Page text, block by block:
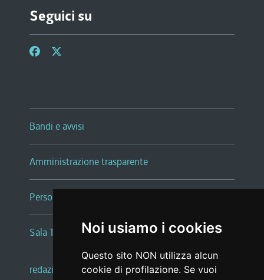
Noi usiamo i cookies
Questo sito NON utilizza alcun
cookie di profilazione. Se vuoi
Seguici su
Bandi e avvisi
Amministrazione trasparente
Persone e Uffici
Sala Tiziano Tessitori
redazione web |note legali |glossario